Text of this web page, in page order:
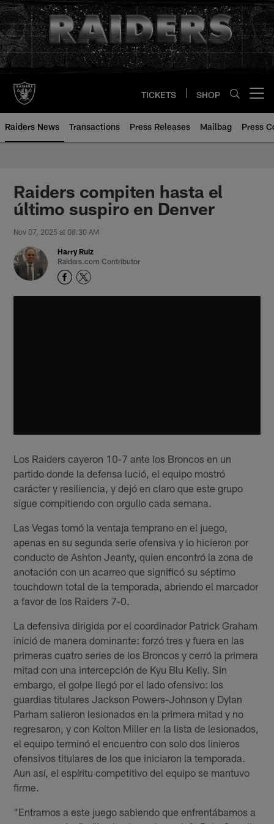
Skip
to
main
content
TICKETS SHOP
Raiders News Transactions Press Releases Mailbag Press
Raiders compiten hasta el
último suspiro en Denver
Nov 07, 2025 at 08:30 AM
Harry Ruiz
Raiders.com Contributor
Los Raiders cayeron 10-7 ante los Broncos en un
partido donde la defensa lució, el equipo mostró
carácter y resiliencia, y dejó en claro que este grupo
sigue compitiendo con orgullo cada semana.
Las Vegas tomó la ventaja temprano en el juego,
apenas en su segunda serie ofensiva y lo hicieron por
conducto de Ashton Jeanty, quien encontró la zona de
anotación con un acarreo que significó su séptimo
touchdown total de la temporada, abriendo el marcador
a favor de los Raiders 7-0.
La defensiva dirigida por el coordinador Patrick Graham
inició de manera dominante: forzó tres y fuera en las
primeras cuatro series de los Broncos y cerró la primera
mitad con una intercepción de Kyu Blu Kelly. Sin
embargo, el golpe llegó por el lado ofensivo: los
guardias titulares Jackson Powers-Johnson y Dylan
Parham salieron lesionados en la primera mitad y no
regresaron, y con Kolton Miller en la lista de lesionados,
el equipo terminó el encuentro con solo dos linieros
ofensivos titulares de los que iniciaron la temporada.
Aun así, el espíritu competitivo del equipo se mantuvo
firme.
"Entramos a este juego sabiendo que enfrentábamos a